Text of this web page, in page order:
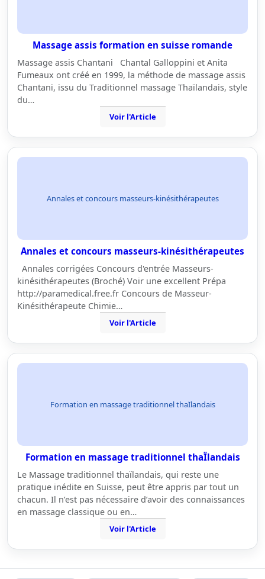
Massage assis formation en suisse romande
Massage assis Chantani Chantal Galloppini et Anita
Fumeaux ont créé en 1999, la méthode de massage assis
Chantani, issu du Traditionnel massage Thaïlandais, style
du…
Voir l'Article
Annales et concours masseurs-kinésithérapeutes
Annales et concours masseurs-kinésithérapeutes
Annales corrigées Concours d'entrée Masseurs-
kinésithérapeutes (Broché) Voir une excellent Prépa
http://paramedical.free.fr Concours de Masseur-
Kinésithérapeute Chimie…
Voir l'Article
Formation en massage traditionnel thaÏlandais
Formation en massage traditionnel thaÏlandais
Le Massage traditionnel thaïlandais, qui reste une
pratique inédite en Suisse, peut être appris par tout un
chacun. Il n’est pas nécessaire d’avoir des connaissances
en massage classique ou en…
Voir l'Article